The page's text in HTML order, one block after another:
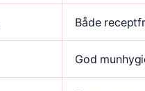
Både
God